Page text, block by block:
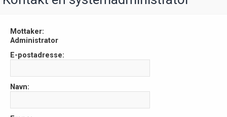
Mottaker:
Administrator
E-postadresse:
Navn: